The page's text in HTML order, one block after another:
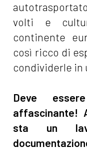
volti e
continente
così ricco di
condividerle in
Deve
affascinante!
sta un